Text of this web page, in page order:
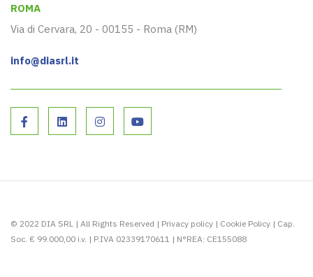
ROMA
Via di Cervara, 20 - 00155 - Roma (RM)
info@diasrl.it
© 2022 DIA SRL | All Rights Reserved | Privacy policy | Cookie Policy | Cap.
Soc. € 99.000,00 i.v. | P.IVA 02339170611 | N°REA: CE155088